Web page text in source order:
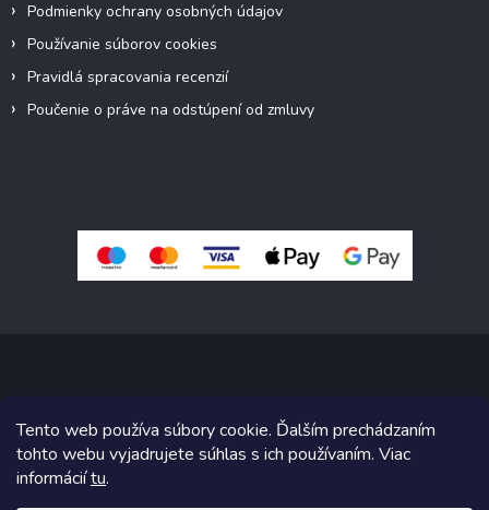
Tento web používa súbory cookie. Ďalším prechádzaním
tohto webu vyjadrujete súhlas s ich používaním. Viac
informáciítu.
Podmienky ochrany osobných údajov
Používanie súborov cookies
Pravidlá spracovania recenzií
Poučenie o práve na odstúpení od zmluvy
Copyright 2026 Pivné sety, stoly, lavice . Všetky práva vyhradené.
Upraviť nastavenie cookies
Grafický návrh vytvoril a na Shoptet implementoval
Shoptetak.cz.